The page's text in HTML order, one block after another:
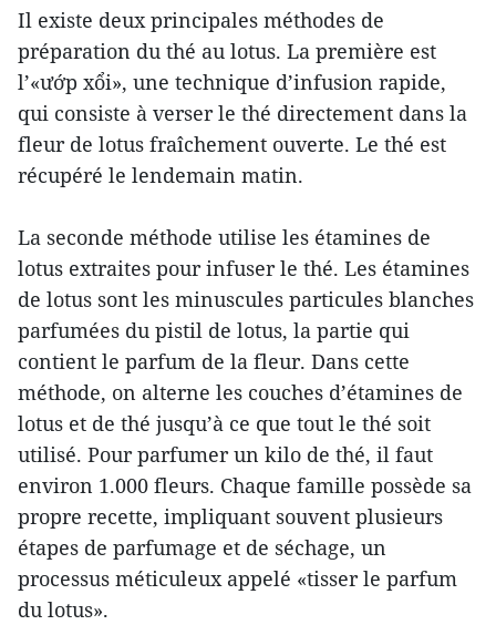
Il existe deux principales méthodes de
préparation du thé au lotus. La première est
l’«ướp xổi», une technique d’infusion rapide,
qui consiste à verser le thé directement dans la
fleur de lotus fraîchement ouverte. Le thé est
récupéré le lendemain matin.
La seconde méthode utilise les étamines de
lotus extraites pour infuser le thé. Les étamines
de lotus sont les minuscules particules blanches
parfumées du pistil de lotus, la partie qui
contient le parfum de la fleur. Dans cette
méthode, on alterne les couches d’étamines de
lotus et de thé jusqu’à ce que tout le thé soit
utilisé. Pour parfumer un kilo de thé, il faut
environ 1.000 fleurs. Chaque famille possède sa
propre recette, impliquant souvent plusieurs
étapes de parfumage et de séchage, un
processus méticuleux appelé «tisser le parfum
du lotus».